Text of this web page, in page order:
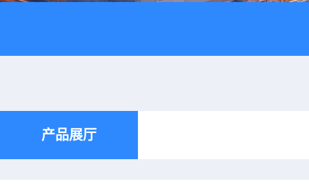
产品展厅